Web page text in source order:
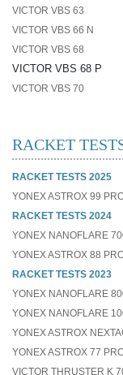
VICTOR VBS 63
VICTOR VBS 66 N
VICTOR VBS 68
VICTOR VBS 68 P
VICTOR VBS 70
RACKET
RACKET TESTS 2025
YONEX ASTROX 99
RACKET TESTS 2024
YONEX NANOFLARE
YONEX ASTROX 88
RACKET TESTS 2023
YONEX NANOFLARE
YONEX NANOFLARE
YONEX ASTROX
YONEX ASTROX 77
VICTOR THRUSTER K